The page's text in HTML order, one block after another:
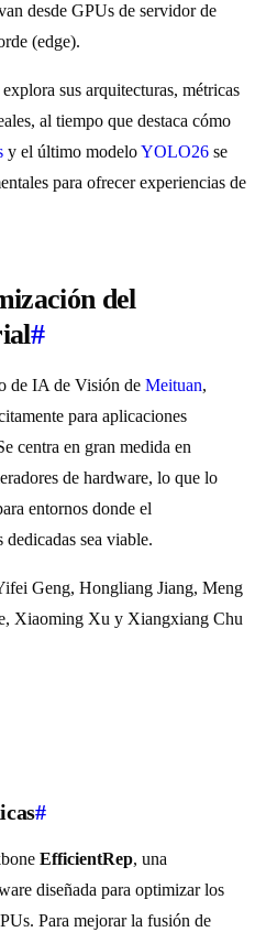
desde GPUs de servidor de
(edge).
sus arquitecturas, métricas
al tiempo que destaca cómo
y el último modeloYOLO26 se
para ofrecer experiencias de
del
#
de IA de Visión de Meituan,
para aplicaciones
centra en gran medida en
de hardware, lo que lo
entornos donde el
sea viable.
Geng, Hongliang Jiang, Meng
Xiaoming Xu y Xiangxiang Chu
#
EfficientRep, una
diseñada para optimizar los
Para mejorar la fusión de